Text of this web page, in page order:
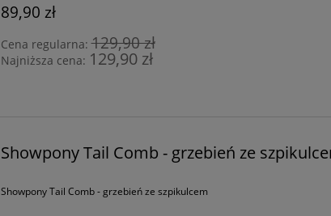
89,90 zł
Cena regularna:129,90 zł
Najniższa cena: 129,90 zł
Showpony Tail Comb - grzebień ze
Showpony Tail Comb - grzebień ze szpikulcem